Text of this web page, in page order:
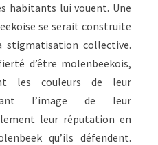
habitants lui vouent. Une
se serait construite
stigmatisation collective.
d’être molenbeekois,
les couleurs de leur
l’image de leur
leur réputation en
qu’ils défendent.